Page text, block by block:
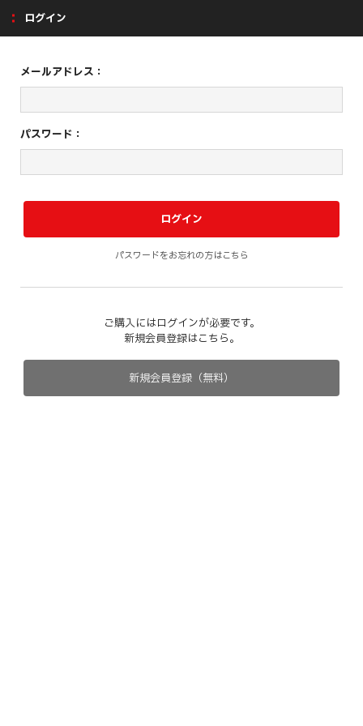
ログイン
メールアドレス：
パスワード：
パスワードをお忘れの方はこちら
ご購入にはログインが必要です。
新規会員登録はこちら。